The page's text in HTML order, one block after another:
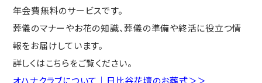
年会費無料のサービスです。
葬儀のマナーやお花の知識、葬儀の準備や終活に役立つ情
報をお届けしています。
詳しくはこちらをご覧ください。
オハナクラブについて｜日比谷花壇のお葬式＞＞